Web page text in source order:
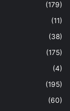
(179)
(11)
(38)
(175)
(4)
(195)
(60)